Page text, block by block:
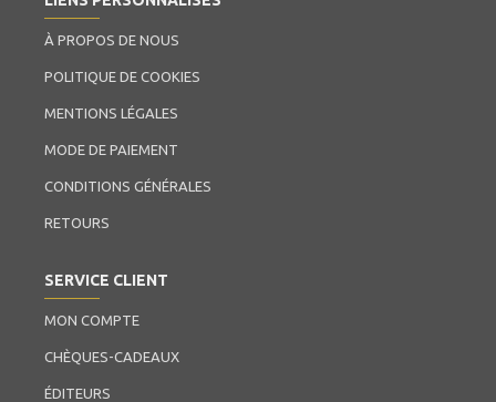
À PROPOS DE NOUS
POLITIQUE DE COOKIES
MENTIONS LÉGALES
MODE DE PAIEMENT
CONDITIONS GÉNÉRALES
RETOURS
SERVICE CLIENT
MON COMPTE
CHÈQUES-CADEAUX
ÉDITEURS